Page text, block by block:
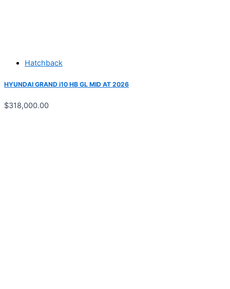
Hatchback
HYUNDAI GRAND i10 HB GL MID AT 2026
$318,000.00